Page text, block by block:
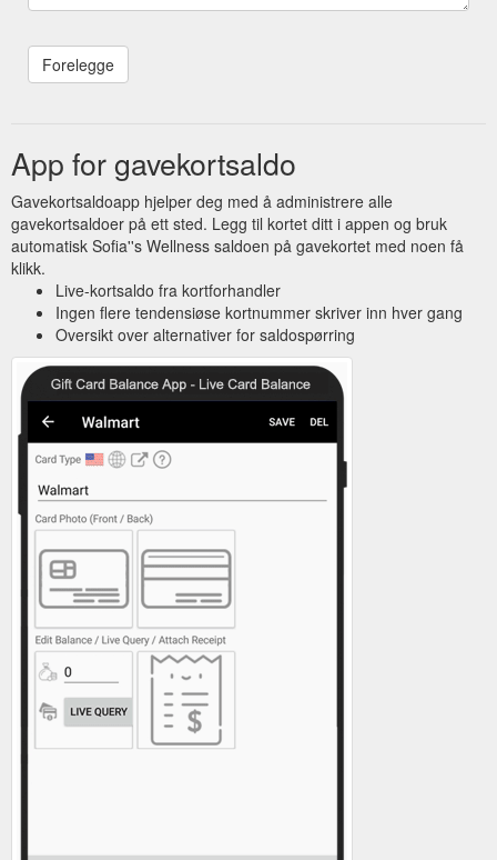
App for gavekortsaldo
Gavekortsaldoapp hjelper deg med å administrere alle
gavekortsaldoer på ett sted. Legg til kortet ditt i appen og bruk
automatisk Sofia''s Wellness saldoen på gavekortet med noen få
klikk.
Live-kortsaldo fra kortforhandler
Ingen flere tendensiøse kortnummer skriver inn hver gang
Oversikt over alternativer for saldospørring